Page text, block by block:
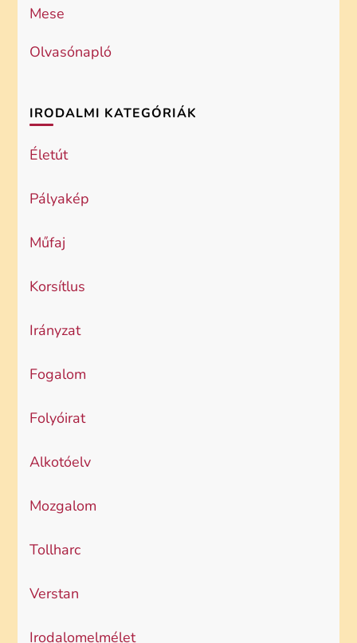
Mese
Olvasónapló
IRODALMI KATEGÓRIÁK
Életút
Pályakép
Műfaj
Korsítlus
Irányzat
Fogalom
Folyóirat
Alkotóelv
Mozgalom
Tollharc
Verstan
Irodalomelmélet